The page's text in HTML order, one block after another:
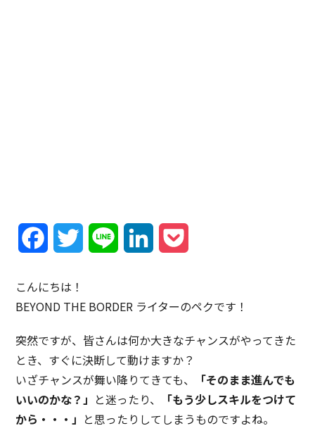
FacebookTwitter Line LinkedIn
こんにちは！
BEYOND THE BORDER ライターのペクです！
突然ですが、皆さんは何か大きなチャンスがやってきた
とき、すぐに決断して動けますか？
いざチャンスが舞い降りてきても、
「そのまま進んでも
いいのかな？」 と迷ったり、
「もう少しスキルをつけて
から・・・」 と思ったりしてしまうものですよね。